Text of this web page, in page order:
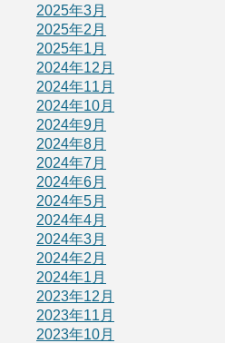
2025年3月
2025年2月
2025年1月
2024年12月
2024年11月
2024年10月
2024年9月
2024年8月
2024年7月
2024年6月
2024年5月
2024年4月
2024年3月
2024年2月
2024年1月
2023年12月
2023年11月
2023年10月